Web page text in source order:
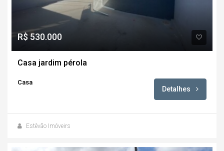
R$ 530.000
Casa jardim pérola
Casa
Detalhes
Estêvão Imóveirs